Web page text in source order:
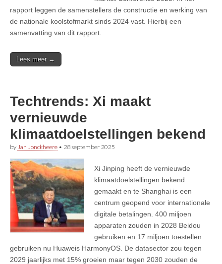
rapport leggen de samenstellers de constructie en werking van
de nationale koolstofmarkt sinds 2024 vast. Hierbij een
samenvatting van dit rapport.
Lees meer →
Techtrends: Xi maakt
vernieuwde
klimaatdoelstellingen bekend
by Jan Jonckheere • 28 september 2025
Xi Jinping heeft de vernieuwde
klimaatdoelstellingen bekend
gemaakt en te Shanghai is een
centrum geopend voor internationale
digitale betalingen. 400 miljoen
apparaten zouden in 2028 Beidou
gebruiken en 17 miljoen toestellen
gebruiken nu Huaweis HarmonyOS. De datasector zou tegen
2029 jaarlijks met 15% groeien maar tegen 2030 zouden de